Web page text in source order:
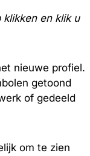
en klik u
nieuwe profiel.
getoond
of gedeeld
om te zien